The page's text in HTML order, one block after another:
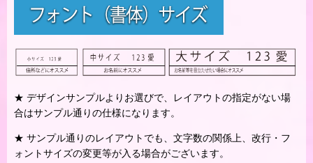
★ デザインサンプルよりお選びで、レイアウトの指定がない場
合はサンプル通りの仕様になります。
★ サンプル通りのレイアウトでも、文字数の関係上、改行・フ
ォントサイズの変更等が入る場合がございます。